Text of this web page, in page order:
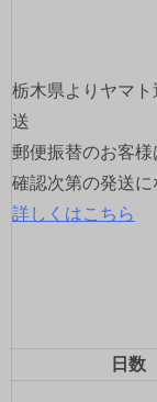
ン
栃木県よりヤマ
送
郵便振替のお客様
確認次第の発送に
詳しくはこちら
日数